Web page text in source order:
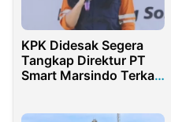
KPK Didesak Segera
Tangkap Direktur PT
Smart Marsindo Terkait